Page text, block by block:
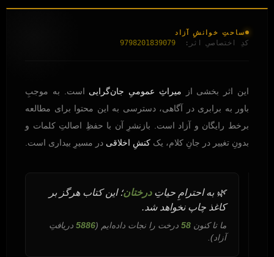
ساحتِ خوانشِ آزاد
کدِ اختصاصیِ اثر: 9798201839079
این اثر بخشی از میراثِ عمومیِ جان‌گرایی است. به موجبِ
باور به برابری در آگاهی، دسترسی به این محتوا برای مطالعه
برخط رایگان و آزاد است. بازنشرِ آن با حفظِ اصالتِ کلمات و
بدونِ تغییر در جانِ کلام، یک کنشِ اخلاقی در مسیرِ بیداری است.
🌿 به احترامِ حیاتِدرختان؛ این کتاب هرگز بر
کاغذ چاپ نخواهد شد.
ما تا کنون 58 درخت را نجات داده‌ایم (5886 دریافتِ
آزاد).